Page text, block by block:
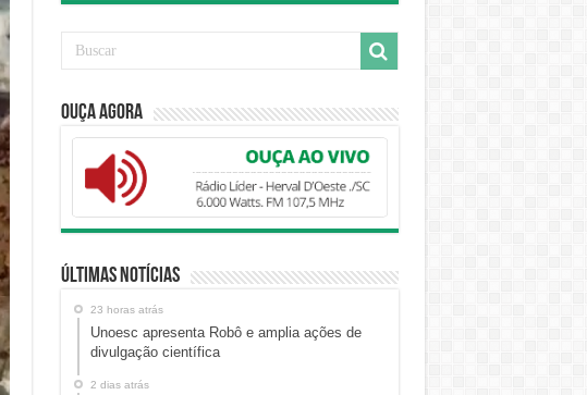
Ouça Agora
Últimas Notícias
23 horas atrás
Unoesc apresenta Robô e amplia ações de
divulgação científica
2 dias atrás